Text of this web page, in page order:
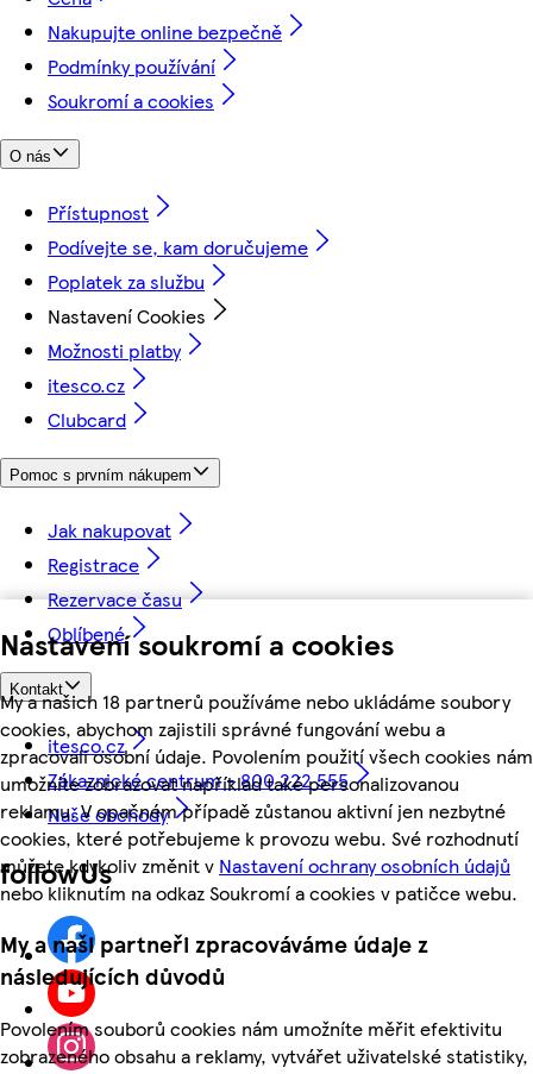
Nastavení soukromí a cookies
My a našich 18 partnerů používáme nebo ukládáme soubory
cookies, abychom zajistili správné fungování webu a
zpracovali osobní údaje. Povolením použití všech cookies nám
umožníte zobrazovat například také personalizovanou
reklamu. V opačném případě zůstanou aktivní jen nezbytné
cookies, které potřebujeme k provozu webu. Své rozhodnutí
můžete kdykoliv změnit v Nastavení ochrany osobních údajů
nebo kliknutím na odkaz Soukromí a cookies v patičce webu.
My a naši partneři zpracováváme údaje z
následujících důvodů
Povolením souborů cookies nám umožníte měřit efektivitu
zobrazeného obsahu a reklamy, vytvářet uživatelské statistiky,
Nakupujte online bezpečně
Podmínky používání
Soukromí a cookies
O nás
Přístupnost
Podívejte se, kam doručujeme
Poplatek za službu
Nastavení Cookies
Možnosti platby
itesco.cz
Clubcard
Pomoc s prvním nákupem
Jak nakupovat
Registrace
Rezervace času
Oblíbené
Kontakt
itesco.cz
Zákaznické centrum - 800 222 555
Naše obchody
followUs